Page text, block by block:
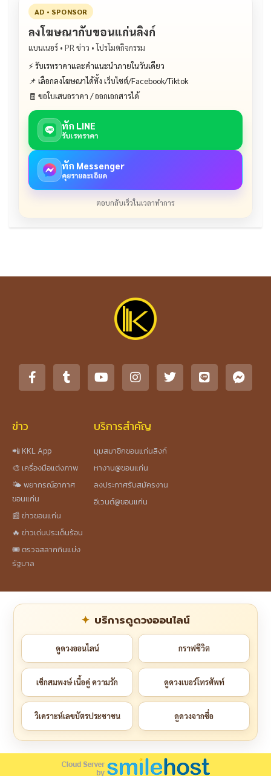
AD • SPONSOR
ลงโฆษณากับขอนแก่นลิงก์
แบนเนอร์ • PR ข่าว • โปรโมตกิจกรรม
⚡ รับเรทราคาและคำแนะนำภายในวันเดียว
📌 เลือกลงโฆษณาได้ทั้ง เว็บไซต์/Facebook/Tiktok
🧾 ขอใบเสนอราคา / ออกเอกสารได้
ทัก LINE
รับเรทราคา
ทัก Messenger
คุยรายละเอียด
ตอบกลับเร็วในเวลาทำการ
ข่าว
📲 KKL App
🎨 เครื่องมือแต่งภาพ
🌤️ พยากรณ์อากาศ
ขอนแก่น
📰 ข่าวขอนแก่น
🔥 ข่าวเด่นประเด็นร้อน
🎟️ ตรวจสลากกินแบ่ง
รัฐบาล
บริการสำคัญ
มุมสมาชิกขอนแก่นลิงก์
หางาน@ขอนแก่น
ลงประกาศรับสมัครงาน
อีเวนต์@ขอนแก่น
บริการดูดวงออนไลน์
ดูดวงออนไลน์ กราฟชีวิต
เช็กสมพงษ์ เนื้อคู่ ความรัก ดูดวงเบอร์โทรศัพท์
วิเคราะห์เลขบัตรประชาชน ดูดวงจากชื่อ